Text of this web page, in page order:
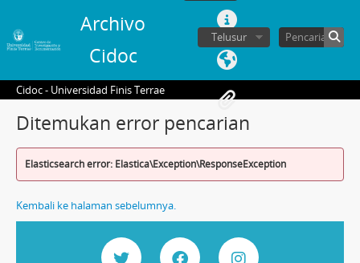
Archivo
Cidoc
Telusur
Cidoc - Universidad Finis Terrae
Ditemukan error pencarian
Elasticsearch error: Elastica\Exception\ResponseException
Kembali ke halaman sebelumnya.